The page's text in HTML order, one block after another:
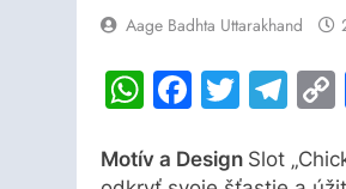
Aage Badhta Uttarakhand
WhatsApp
Motív a Design Slot